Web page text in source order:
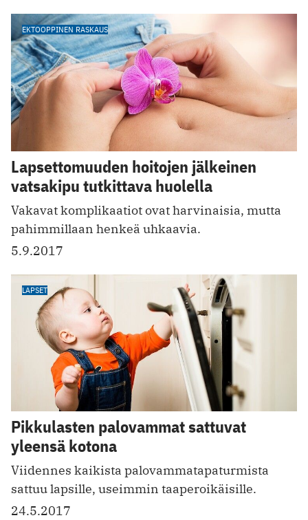
EKTOOPPINEN RASKAUS
Lapsettomuuden hoitojen jälkeinen
vatsakipu tutkittava huolella
Vakavat komplikaatiot ovat harvinaisia, mutta
pahimmillaan henkeä uhkaavia.
5.9.2017
LAPSET
Pikkulasten palovammat sattuvat
yleensä kotona
Viidennes kaikista palovammatapaturmista
sattuu lapsille, useimmin taaperoikäisille.
24.5.2017